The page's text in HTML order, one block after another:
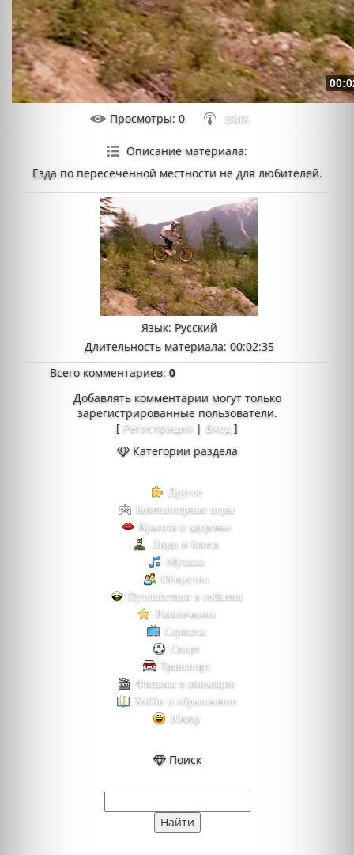
Просмотры: 0 BMX
Описание материала:
Езда по пересеченной местности не для любителей.
Язык: Русский
Длительность материала: 00:02:35
Всего комментариев:0
Добавлять комментарии могут только
зарегистрированные пользователи.
[ Регистрация | Вход ]
Категории раздела
Другое
Компьютерные игры
Красота и здоровье
Люди и блоги
Музыка
Общество
Путешествия и события
Развлечения
Сериалы
Спорт
Транспорт
Фильмы и анимация
Хобби и образование
Юмор
Поиск